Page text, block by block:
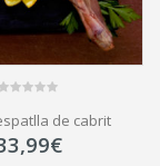
de cabrit
€